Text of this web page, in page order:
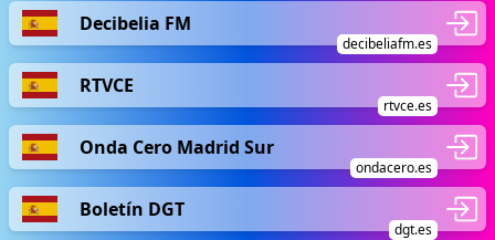
Decibelia FM
decibeliafm.es
RTVCE
rtvce.es
Onda Cero Madrid Sur
ondacero.es
Boletín DGT
dgt.es